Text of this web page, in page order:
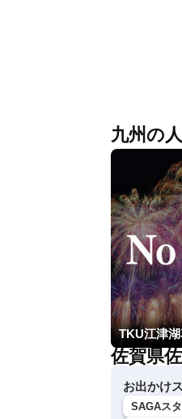
九州の
TKU江津
佐賀県
お出かけ
SAGAス